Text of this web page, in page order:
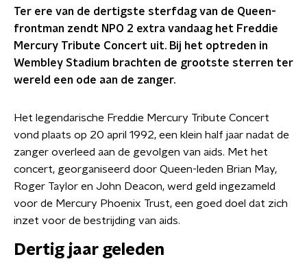
Ter ere van de dertigste sterfdag van de Queen-
frontman zendt NPO 2 extra vandaag het Freddie
Mercury Tribute Concert uit. Bij het optreden in
Wembley Stadium brachten de grootste sterren ter
wereld een ode aan de zanger.
Het legendarische Freddie Mercury Tribute Concert
vond plaats op 20 april 1992, een klein half jaar nadat de
zanger overleed aan de gevolgen van aids. Met het
concert, georganiseerd door Queen-leden Brian May,
Roger Taylor en John Deacon, werd geld ingezameld
voor de Mercury Phoenix Trust, een goed doel dat zich
inzet voor de bestrijding van aids.
Dertig jaar geleden